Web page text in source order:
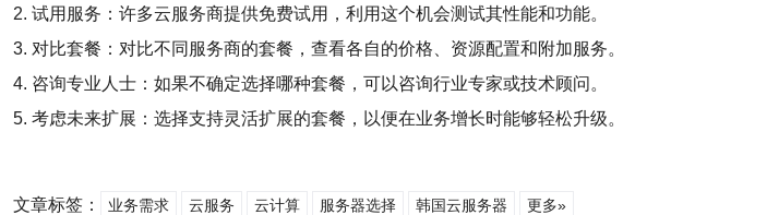
2. 试用服务：许多云服务商提供免费试用，利用这个机会测试其性能和功能。
3. 对比套餐：对比不同服务商的套餐，查看各自的价格、资源配置和附加服务。
4. 咨询专业人士：如果不确定选择哪种套餐，可以咨询行业专家或技术顾问。
5. 考虑未来扩展：选择支持灵活扩展的套餐，以便在业务增长时能够轻松升级。
文章标签： 业务需求 云服务 云计算 服务器选择 韩国云服务器 更多»